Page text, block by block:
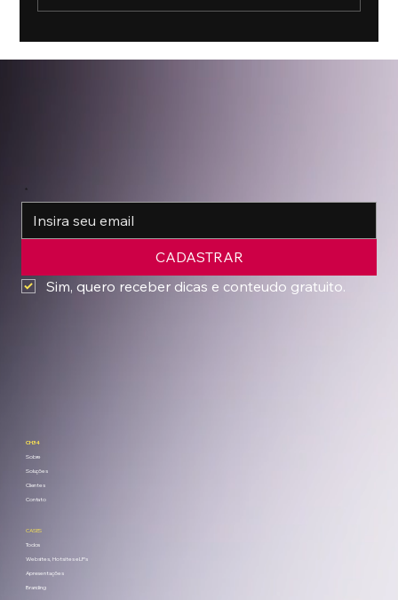
A Copa do Mundo e os produtos de luxo
*
CADASTRAR
Sim, quero receber dicas e conteudo gratuito.
CH34
Sobre
Soluções
Clientes
Contato
CASES
Todos
Websites, Hotsites e LPs
Apresentações
Branding